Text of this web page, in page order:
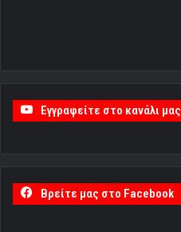
Εγγραφείτε στο κανάλι μας
Βρείτε μας στο Facebook